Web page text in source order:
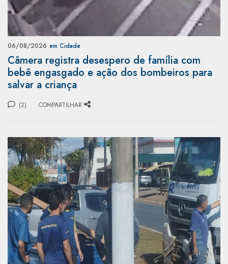
06/08/2026 em Cidade
Câmera registra desespero de família com
bebê engasgado e ação dos bombeiros para
salvar a criança
(2) COMPARTILHAR